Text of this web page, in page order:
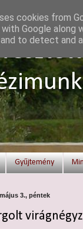
Gyűjtemény
3., péntek
cookies from
with Google
to detect and